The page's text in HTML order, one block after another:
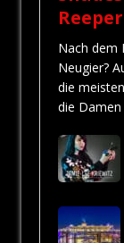
Nach dem
Neugier?
die
die